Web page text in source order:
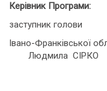
Керівник Програми:
заступник голови
Івано-
Людмила СІРКО